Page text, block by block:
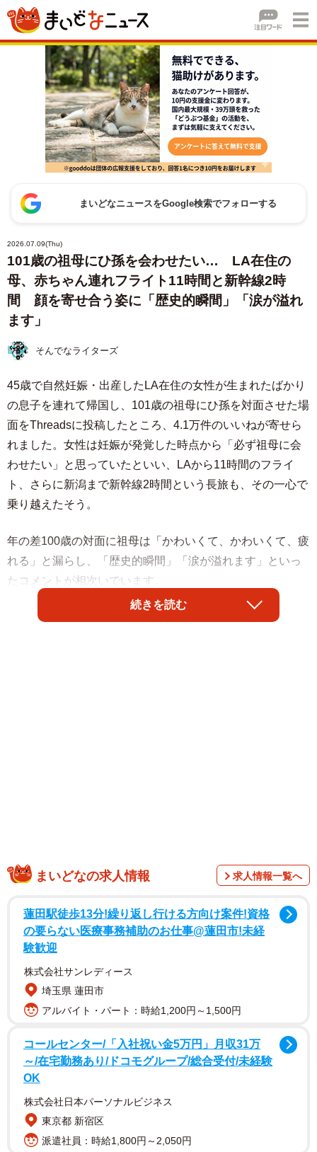
まいどなニュースをGoogle検索でフォローする
2026.07.09(Thu)
101歳の祖母にひ孫を会わせたい… LA在住の
母、赤ちゃん連れフライト11時間と新幹線2時
間 顔を寄せ合う姿に「歴史的瞬間」「涙が溢れ
ます」
そんでなライターズ
45歳で自然妊娠・出産したLA在住の女性が生まれたばかり
の息子を連れて帰国し、101歳の祖母にひ孫を対面させた場
面をThreadsに投稿したところ、4.1万件のいいねが寄せら
れました。女性は妊娠が発覚した時点から「必ず祖母に会
わせたい」と思っていたといい、LAから11時間のフライ
ト、さらに新潟まで新幹線2時間という長旅も、その一心で
乗り越えたそう。
年の差100歳の対面に祖母は「かわいくて、かわいくて、疲
れる」と漏らし、「歴史的瞬間」「涙が溢れます」といっ
たコメントが相次いでいます。
投稿したのは、ロサンゼルスでヘルスコーチとして活動す
るヨーコさん（@yoko_healthcoach）。対面の瞬間、祖母
は「かわいいこと、かわいいこと」「どこをどうとっても
かわいい」とかわいいを連発し、興奮ぎみだったそう。そ
の様子を受けて家族全員が笑い、ヨーコさん夫妻も「感動
して少し涙がでました」と話します。
続きを読む
まいどなの求人情報 求人情報一覧へ
蓮田駅徒歩13分!繰り返し行ける方向け案件!資格
の要らない医療事務補助のお仕事@蓮田市!未経
験歓迎
株式会社サンレディース
埼玉県 蓮田市
アルバイト・パート：時給1,200円～1,500円
コールセンター/「入社祝い金5万円」月収31万
～/在宅勤務あり/ドコモグループ/総合受付/未経験
OK
株式会社日本パーソナルビジネス
東京都 新宿区
派遣社員：時給1,800円～2,050円